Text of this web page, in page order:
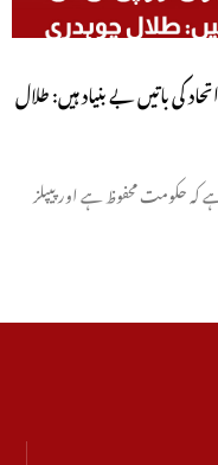
کی باتیں بے بنیاد ہیں: طلال
کہ حکومت محفوظ ہے اور پیپلز